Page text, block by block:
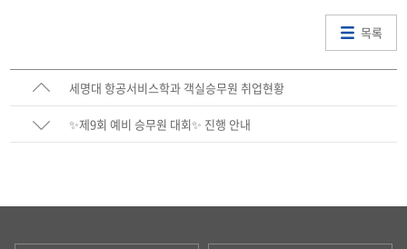
목록
세명대 항공서비스학과 객실승무원 취업현황
✨제9회 예비 승무원 대회✨ 진행 안내